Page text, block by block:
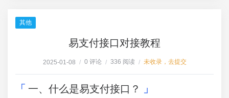
其他
易支付接口对接教程
2025-01-08 / 0 评论 / 336 阅读 / 未收录，去提交
一、什么是易支付接口？